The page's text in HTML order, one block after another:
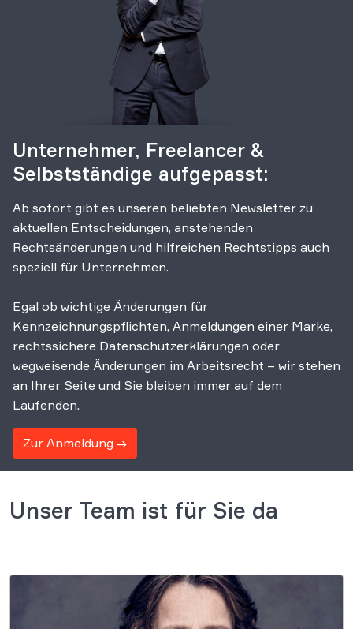
Unternehmer, Freelancer &
Selbstständige aufgepasst:
Ab sofort gibt es unseren beliebten Newsletter zu
aktuellen Entscheidungen, anstehenden
Rechtsänderungen und hilfreichen Rechtstipps auch
speziell für Unternehmen.
Egal ob wichtige Änderungen für
Kennzeichnungspflichten, Anmeldungen einer Marke,
rechtssichere Datenschutzerklärungen oder
wegweisende Änderungen im Arbeitsrecht – wir stehen
an Ihrer Seite und Sie bleiben immer auf dem
Laufenden.
Zur Anmeldung →
Unser Team ist für Sie da